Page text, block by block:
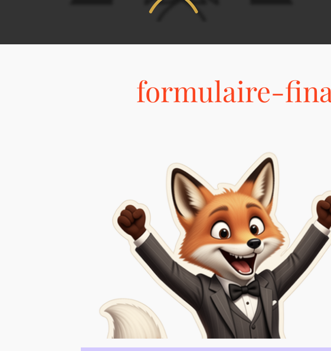
formulaire-